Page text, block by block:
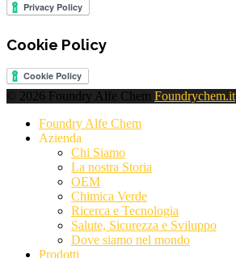
Cookie Policy
© 2026 Foundry Alfe Chem Foundrychem.it
Foundry Alfe Chem
Azienda
Chi Siamo
La nostra Storia
OEM
Chimica Verde
Ricerca e Tecnologia
Salute, Sicurezza e Sviluppo
Dove siamo nel mondo
Prodotti